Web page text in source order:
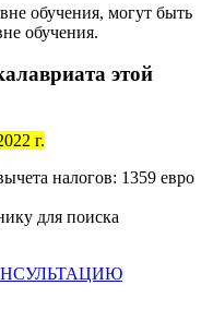
обучения, могут быть
обучения.
этой
г.
налогов: 1359 евро
для поиска